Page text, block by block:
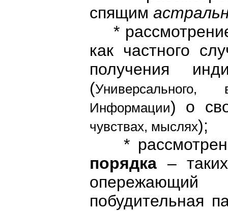
спящим
*
как частного
получения
(
Информации) о
чувствах, мыслях);
*
порядка –
опережающий
побудительная